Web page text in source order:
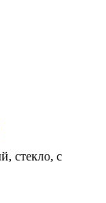
стекло, с